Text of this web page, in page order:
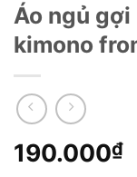
Áo ngủ
kimono
190.000₫